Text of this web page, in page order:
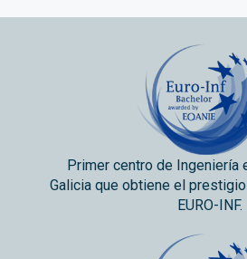
Primer centro de Ingeniería
Galicia que obtiene el
EURO-INF.